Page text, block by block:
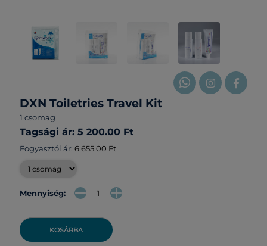
DXN Toiletries Travel Kit
1 csomag
Tagsági ár: 5 200.00 Ft
Fogyasztói ár: 6 655.00 Ft
Mennyiség:
KOSÁRBA